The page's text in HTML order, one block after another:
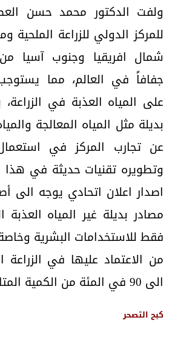
ولفت الدكتور محمد حسن
للمركز الدولي للزراعة الملحية
شمال افريقيا وجنوب آسيا من
جفافاً في العالم، مما
على المياه العذبة في
بديلة مثل المياه المعالجة
عن تجارب المركز في استعمال
وتطويره تقنيات حديثة في هذا
اصدار اعلان اتحادي يوجه الى
مصادر بديلة غير المياه
فقط للاستخدامات البشرية
الى 90 في المئة من الكمية المتاحة.
كبح التصحر